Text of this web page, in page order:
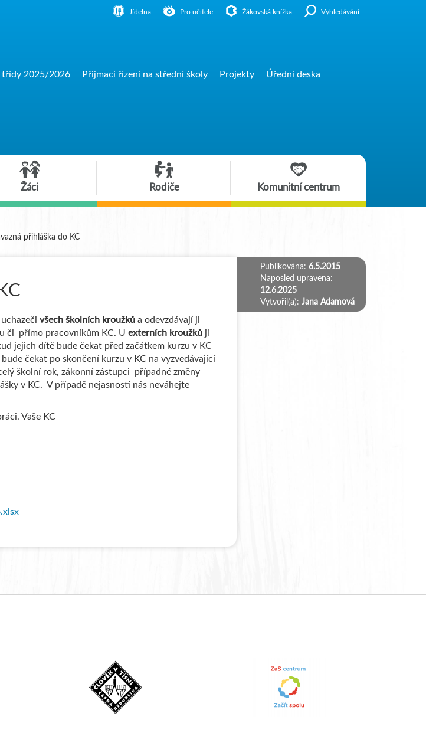
Jídelna Pro učitele Žákovská knížka Vyhledávání
třídy 2025/2026 Přijmací řízení na střední školy Projekty Úřední deska
Žáci Rodiče Komunitní centrum
přihláška do KC(aktuální)
všech školních kroužkůa odevzdávají ji
či přímo pracovníkům KC. U externích kroužkůji
jejich dítě bude čekat před začátkem kurzu v KC
čekat po skončení kurzu v KC na vyzvedávající
školní rok, zákonní zástupci případné změny
v KC. V případě nejasností nás neváhejte
Vaše KC
Publikována: 6.5.2015
Naposled upravena:
12.6.2025
Vytvořil(a): Jana Adamová